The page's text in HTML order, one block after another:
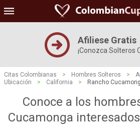
Afiliese Gratis
¡Conozca Solteros
Citas Colombianas > Hombres Solteros >
Ubicación
> California > Rancho
Conoce a los
Cucamonga